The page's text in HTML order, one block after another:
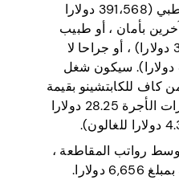
هذا إذا كنت طبيب تخدير طبي (391،568 دولارا
بأمان ، أو طبيب
قلب بقلب كبير (386،757 دولارا) ، أو جراحا لا
يخشى خياطته (378،634 دولارا). سيكون شغل
كاف للكابتشينو بقيمة
3.70 دولارا ، وأسعار سيارات الأجرة 28.25 دولارا
رواتب المقاطعة ،
تتصدر نونافوت القائمة بمبلغ 6,656 دولارا.